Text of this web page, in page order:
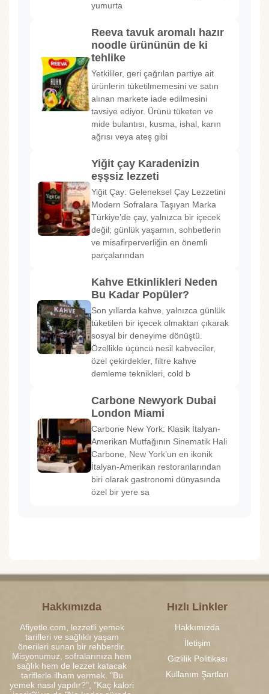
yumurta
Reeva tavuk aromalı hazır
noodle ürününün de ki
tehlike
Yetkililer, geri çağrılan partiye ait
ürünlerin tüketilmemesini ve satın
alınan markete iade edilmesini
tavsiye ediyor. Ürünü tüketen ve
mide bulantısı, kusma, ishal, karın
ağrısı veya ateş gibi
Yiğit çay Karadenizin
eşşsiz lezzeti
Yiğit Çay: Geleneksel Çay Lezzetini
Modern Sofralara Taşıyan Marka
Türkiye’de çay, yalnızca bir içecek
değil; günlük yaşamın, sohbetlerin
ve misafirperverliğin en önemli
parçalarından
Kahve Etkinlikleri Neden
Bu Kadar Popüler?
Son yıllarda kahve, yalnızca günlük
tüketilen bir içecek olmaktan çıkarak
sosyal bir deneyime dönüştü.
Özellikle üçüncü nesil kahveciler,
özel çekirdekler, filtre kahve
demleme teknikleri, cold b
Carbone Newyork Dubai
London Miami
Carbone New York: Klasik İtalyan-
Amerikan Mutfağının Sinematik Hali
Carbone, New York’un en ikonik
İtalyan-Amerikan restoranlarından
biri olarak gastronomi dünyasında
özel bir yere sa
Hakkımızda
Afiyetle.com, lezzetli yemek
tarifleri ve sağlıklı yaşam
önerileri sunan bir rehberdir.
Misyonumuz, sofralarınıza hem
sağlık hem de lezzet katacak
tariflerle ilham vermek. "Bu
yemek nasıl yapılır?", "Kaç kalori
Hızlı Linkler
Hakkımızda
İletişim
Gizlilik Politikası
Kullanım Şartları